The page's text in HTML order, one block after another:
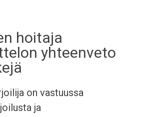
hoitaja
yhteenveto
on vastuussa
ja